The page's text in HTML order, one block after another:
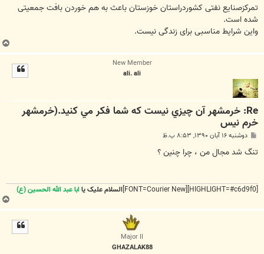
ت
تمرکزصنایع نفتی کشوردراستان خوزستان باعث به هم خوردن بافت جمعیتی
شده است.
واین شرایط مناسبی برای زندگی نیست.
ب
ا
New Member
ali. ali
Re: خرمشهر آن چيزي نيست که شما فکر مي کنيد.(خرمشهر
خرم نیس
پ
ت
دوشنبه ۱۶ آبان ۱۳۹۰, ۸:۵۳ ب.ظ
تنگ شد مجال من ، چرا چنین ؟
السلام علیک یاابا عبد الله الحسین (ع)
ب
ا
Major II
GHAZALAK88